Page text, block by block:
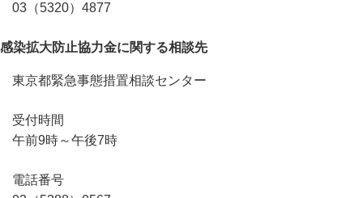
03（5320）4877
感染拡大防止協力金に関する相談先
東京都緊急事態措置相談センター
受付時間
午前9時～午後7時
電話番号